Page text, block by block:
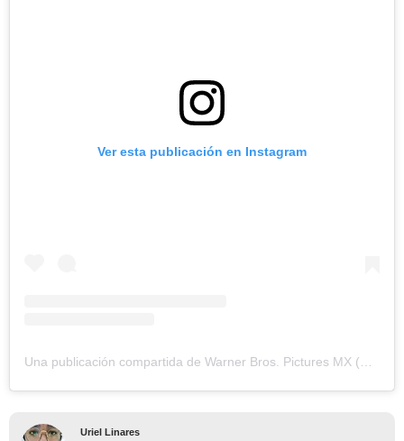
Ver esta publicación en Instagram
Uriel Linares